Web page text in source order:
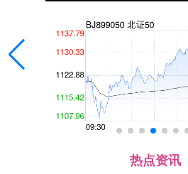
热点资讯